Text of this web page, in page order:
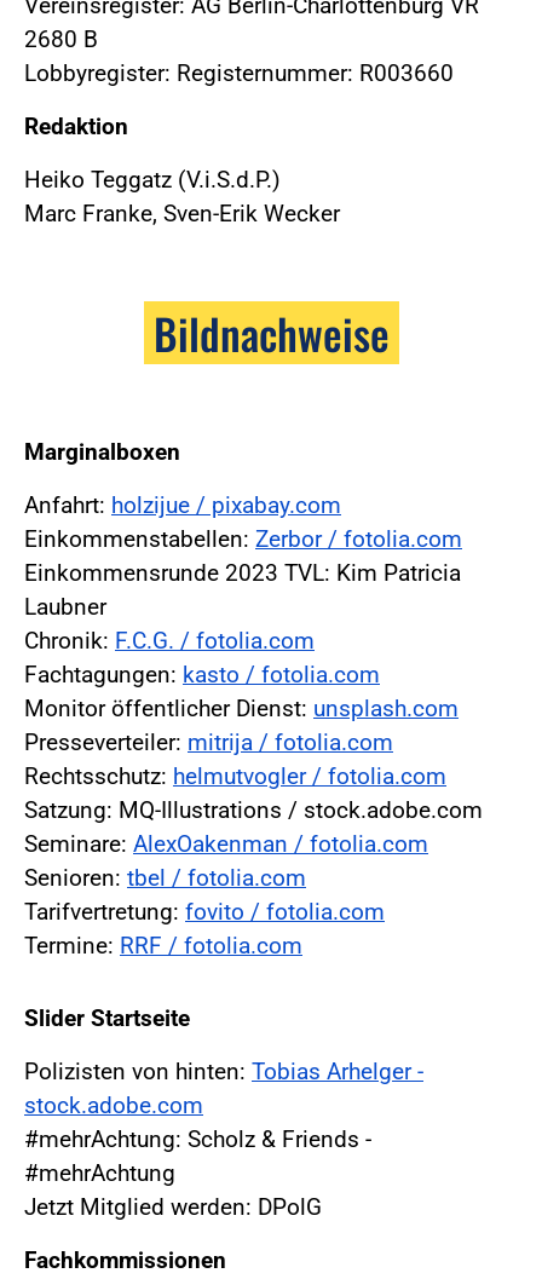
2680 B
Lobbyregister: Registernummer: R003660
Redaktion
Heiko Teggatz (V.i.S.d.P.)
Marc Franke, Sven-Erik Wecker
Bildnachweise
Marginalboxen
Anfahrt: holzijue / pixabay.com
Einkommenstabellen: Zerbor / fotolia.com
Einkommensrunde 2023 TVL: Kim Patricia
Laubner
Chronik: F.C.G. / fotolia.com
Fachtagungen: kasto / fotolia.com
Monitor öffentlicher Dienst: unsplash.com
Presseverteiler: mitrija / fotolia.com
Rechtsschutz: helmutvogler / fotolia.com
Satzung: MQ-Illustrations / stock.adobe.com
Seminare: AlexOakenman / fotolia.com
Senioren: tbel / fotolia.com
Tarifvertretung: fovito / fotolia.com
Termine: RRF / fotolia.com
Slider Startseite
Polizisten von hinten: Tobias Arhelger -
stock.adobe.com
#mehrAchtung: Scholz & Friends -
#mehrAchtung
Jetzt Mitglied werden: DPolG
Fachkommissionen